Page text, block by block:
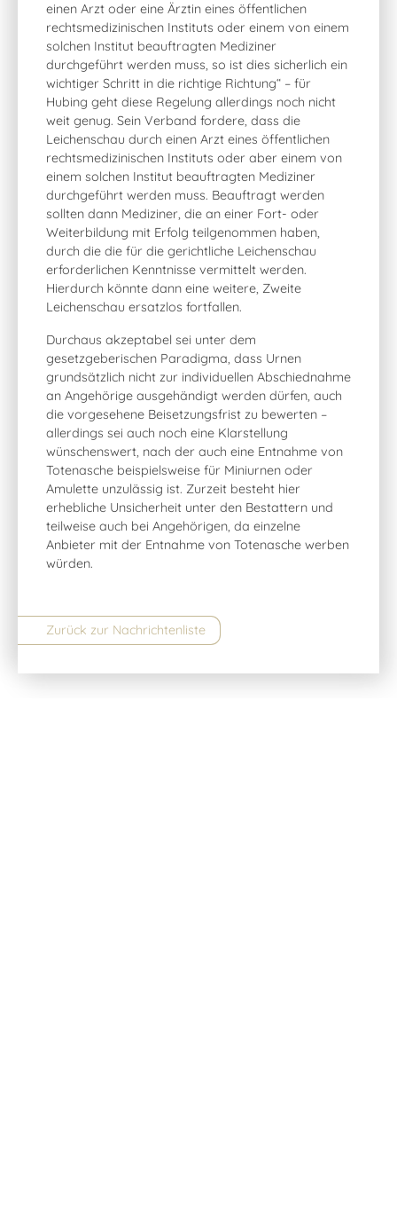
einen Arzt oder eine Ärztin eines öffentlichen
rechtsmedizinischen Instituts oder einem von einem
solchen Institut beauftragten Mediziner
durchgeführt werden muss, so ist dies sicherlich ein
wichtiger Schritt in die richtige Richtung“ – für
Hubing geht diese Regelung allerdings noch nicht
weit genug. Sein Verband fordere, dass die
Leichenschau durch einen Arzt eines öffentlichen
rechtsmedizinischen Instituts oder aber einem von
einem solchen Institut beauftragten Mediziner
durchgeführt werden muss. Beauftragt werden
sollten dann Mediziner, die an einer Fort- oder
Weiterbildung mit Erfolg teilgenommen haben,
durch die die für die gerichtliche Leichenschau
erforderlichen Kenntnisse vermittelt werden.
Hierdurch könnte dann eine weitere, Zweite
Leichenschau ersatzlos fortfallen.
Durchaus akzeptabel sei unter dem
gesetzgeberischen Paradigma, dass Urnen
grundsätzlich nicht zur individuellen Abschiednahme
an Angehörige ausgehändigt werden dürfen, auch
die vorgesehene Beisetzungsfrist zu bewerten –
allerdings sei auch noch eine Klarstellung
wünschenswert, nach der auch eine Entnahme von
Totenasche beispielsweise für Miniurnen oder
Amulette unzulässig ist. Zurzeit besteht hier
erhebliche Unsicherheit unter den Bestattern und
teilweise auch bei Angehörigen, da einzelne
Anbieter mit der Entnahme von Totenasche werben
würden.
Zurück zur Nachrichtenliste